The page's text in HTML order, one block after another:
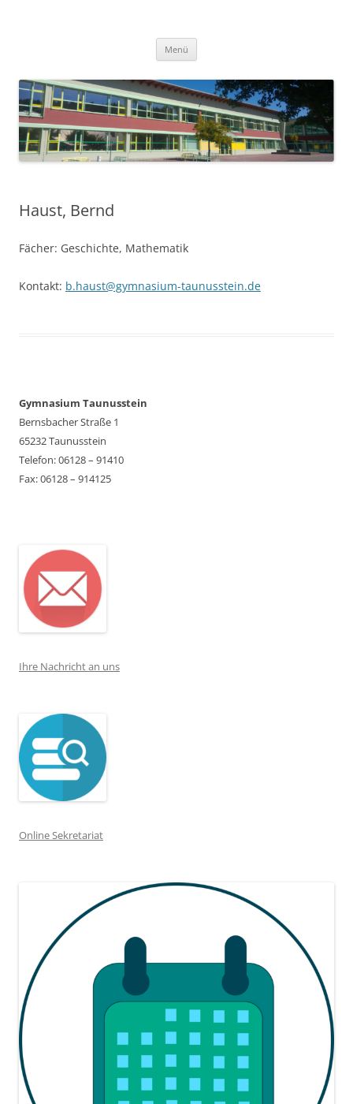
Menü
Haust, Bernd
Fächer: Geschichte, Mathematik
Kontakt: b.haust@gymnasium-taunusstein.de
Gymnasium Taunusstein
Bernsbacher Straße 1
65232 Taunusstein
Telefon: 06128 – 91410
Fax: 06128 – 914125
Ihre Nachricht an uns
Online Sekretariat